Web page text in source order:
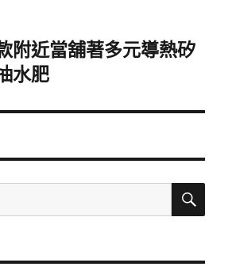
附近當舖著多元導熱矽
水肥
搜